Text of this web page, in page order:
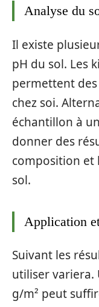
Analyse du
Il existe
pH du sol. Les
permettent
chez soi.
échantillon à
donner des
composition et
sol.
Application
Suivant les
utiliser variera.
g/m² peut